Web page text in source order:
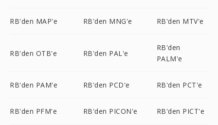
RB'den MAP'e RB'den MNG'e RB'den MTV'e
RB'den OTB'e RB'den PAL'e
RB'den
PALM'e
RB'den PAM'e RB'den PCD'e RB'den PCT'e
RB'den PFM'e RB'den PICON'e RB'den PICT'e